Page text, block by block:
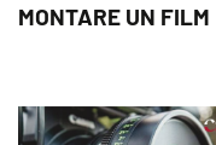
MONTARE UN FILM